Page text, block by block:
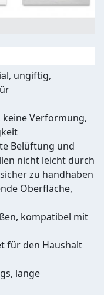
ungiftig,
Verformung,
Belüftung und
nicht leicht durch
zu handhaben
Oberfläche,
kompatibel mit
für den Haushalt
lange